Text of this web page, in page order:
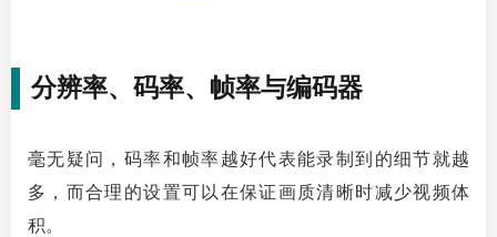
分辨率、码率、帧率与编码器
毫无疑问，码率和帧率越好代表能录制到的细节就越
多，而合理的设置可以在保证画质清晰时减少视频体
积。